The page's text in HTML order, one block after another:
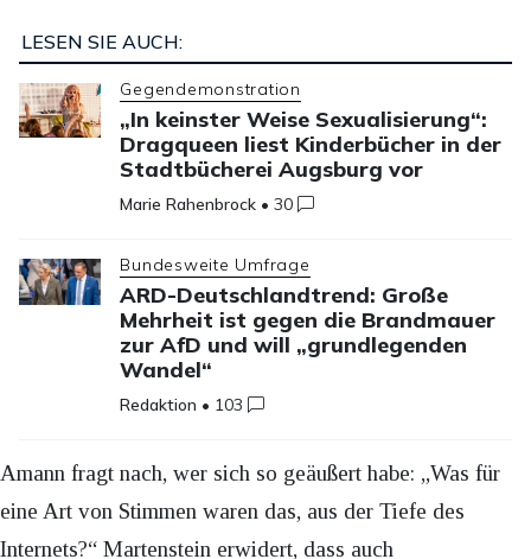
LESEN SIE AUCH:
Gegendemonstration
„In keinster Weise Sexualisierung“:
Dragqueen liest Kinderbücher in der
Stadtbücherei Augsburg vor
Marie Rahenbrock •30
Bundesweite Umfrage
ARD-Deutschlandtrend: Große
Mehrheit ist gegen die Brandmauer
zur AfD und will „grundlegenden
Wandel“
Redaktion • 103
Amann fragt nach, wer sich so geäußert habe: „Was für
eine Art von Stimmen waren das, aus der Tiefe des
Internets?“ Martenstein erwidert, dass auch